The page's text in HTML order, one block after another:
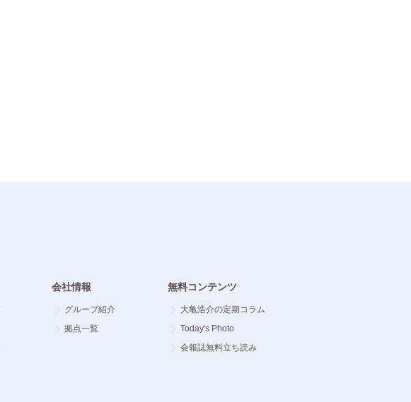
会社情報
グループ紹介
拠点一覧
無料コンテンツ
大亀浩介の定期コラム
Today's Photo
会報誌無料立ち読み